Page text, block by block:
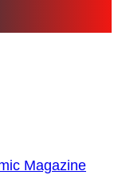
Magazine